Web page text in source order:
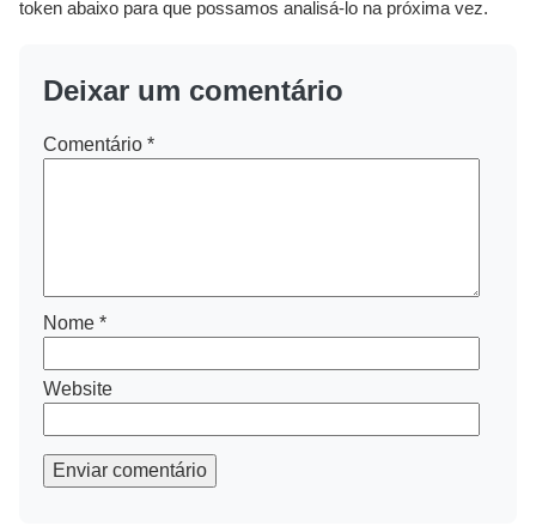
token abaixo para que possamos analisá-lo na próxima vez.
Deixar um comentário
Comentário *
Nome *
Website
Enviar comentário